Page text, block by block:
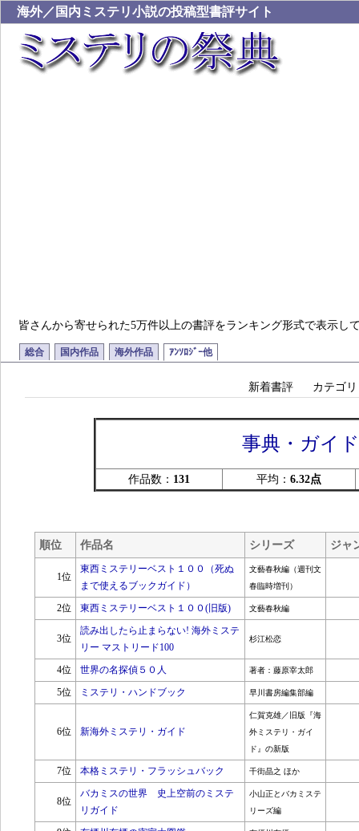
海外／国内ミステリ小説の投稿型書評サイト
皆さんから寄せられた5万件以上の書評をランキング形式で表示し
総合 国内作品 海外作品 ｱﾝｿﾛｼﾞｰ他
新着書評 カテゴリ
事典・ガイド
作品数： 131 平均： 6.32点
順位 作品名 シリーズ ジャ
1位
東西ミステリーベスト１００（死ぬ
まで使えるブックガイド）
文藝春秋編（週刊文
春臨時増刊）
2位 東西ミステリーベスト１００(旧版) 文藝春秋編
3位
読み出したら止まらない! 海外ミステ
リー マストリード100
杉江松恋
4位 世界の名探偵５０人 著者：藤原宰太郎
5位 ミステリ・ハンドブック 早川書房編集部編
6位 新海外ミステリ・ガイド
仁賀克雄／旧版『海
外ミステリ・ガイ
ド』の新版
7位 本格ミステリ・フラッシュバック 千街晶之 ほか
8位
バカミスの世界 史上空前のミステ
リガイド
小山正とバカミステ
リーズ編